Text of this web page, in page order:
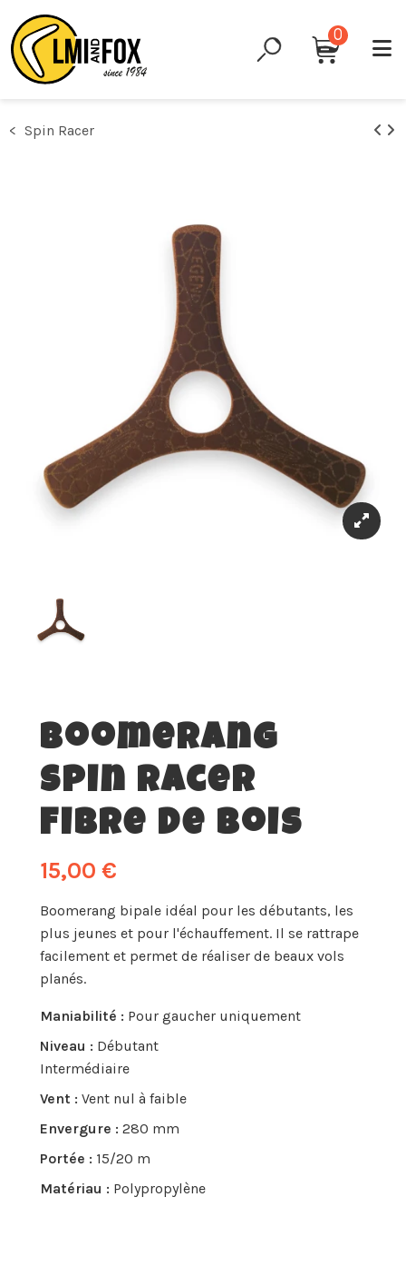
0
Spin Racer
Boomerang
Spin Racer
Fibre De Bois
15,00 €
Boomerang bipale idéal pour les débutants, les
plus jeunes et pour l'échauffement. Il se rattrape
facilement et permet de réaliser de beaux vols
planés.
Maniabilité : Pour gaucher uniquement
Niveau : Débutant
Intermédiaire
Vent : Vent nul à faible
Envergure : 280 mm
Portée : 15/20 m
Matériau : Polypropylène